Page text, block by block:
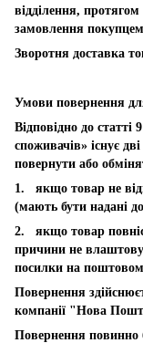
відділення,
замовлення
Зворотня доставка
Умови повернення
Відповідно до
споживачів» існує
повернути або
1. якщо товар не
(мають бути надані
2. якщо товар
причини не
посилки на
Повернення
компанії "Нова
Повернення повинно